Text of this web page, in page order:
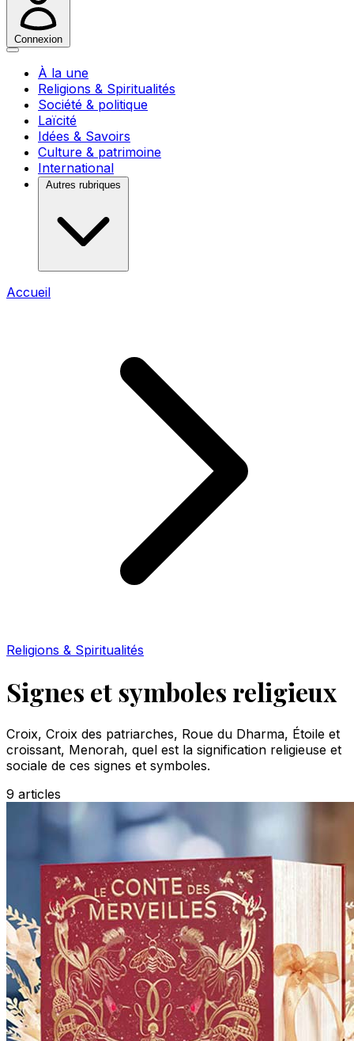
Connexion
À la une
Religions & Spiritualités
Société & politique
Laïcité
Idées & Savoirs
Culture & patrimoine
International
Autres rubriques
Accueil
Religions & Spiritualités
Signes et symboles religieux
Croix, Croix des patriarches, Roue du Dharma, Étoile et
croissant, Menorah, quel est la signification religieuse et
sociale de ces signes et symboles.
9 articles